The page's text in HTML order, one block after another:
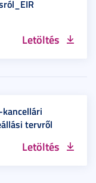
Letöltés
tervről
Letöltés